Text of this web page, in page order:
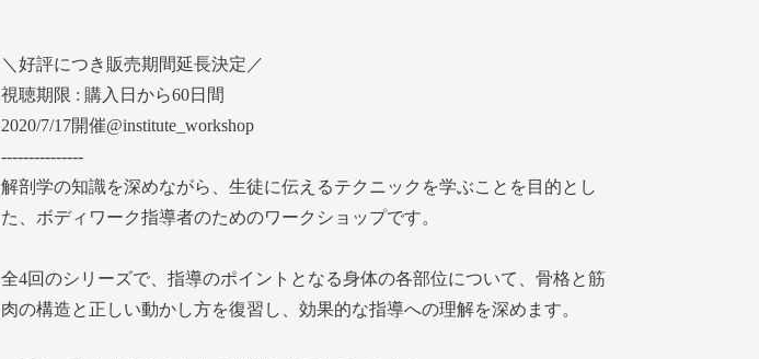
＼好評につき販売期間延長決定／
視聴期限 : 購入日から60日間
2020/7/17開催@institute_workshop
---------------
解剖学の知識を深めながら、生徒に伝えるテクニックを学ぶことを目的とし
た、ボディワーク指導者のためのワークショップです。
全4回のシリーズで、指導のポイントとなる身体の各部位について、骨格と筋
肉の構造と正しい動かし方を復習し、効果的な指導への理解を深めます。